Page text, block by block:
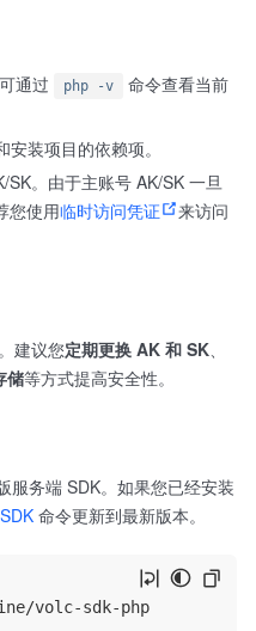
通过 php -v
命令查看当前
安装项目的依赖项。
。由于主账号 AK/SK 一旦
您使用临时访问凭证
来访问
建议您定期更换 AK 和 SK
储等方式提高安全性。
服务端 SDK。如果您已经安装
命令更新到最新版本。